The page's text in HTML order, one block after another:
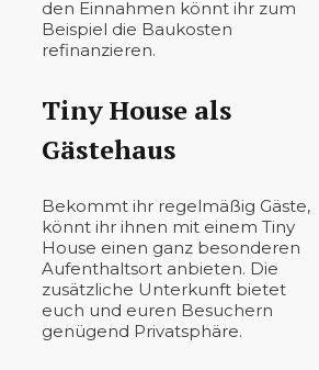
den Einnahmen könnt ihr zum
Beispiel die Baukosten
refinanzieren.
Tiny House als
Gästehaus
Bekommt ihr regelmäßig Gäste,
könnt ihr ihnen mit einem Tiny
House einen ganz besonderen
Aufenthaltsort anbieten. Die
zusätzliche Unterkunft bietet
euch und euren Besuchern
genügend Privatsphäre.